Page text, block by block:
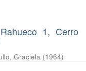
1, Cerro
Graciela (1964)